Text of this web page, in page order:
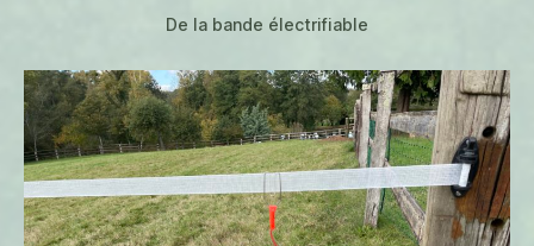
De la bande électrifiable